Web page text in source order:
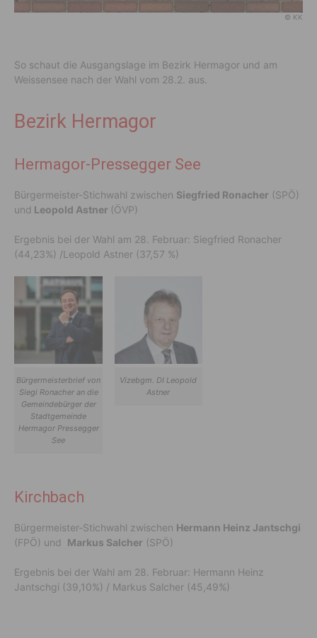
© KK
So schaut die Ausgangslage im Bezirk Hermagor und am
Weissensee nach der Wahl vom 28.2. aus.
Bezirk Hermagor
Hermagor-Pressegger See
Bürgermeister-Stichwahl zwischen Siegfried Ronacher (SPÖ)
und Leopold Astner (ÖVP)
Ergebnis bei der Wahl am 28. Februar: Siegfried Ronacher
(44,23%) /Leopold Astner (37,57 %)
Bürgermeisterbrief von
Siegi Ronacher an die
Gemeindebürger der
Stadtgemeinde
Hermagor Pressegger
See
Vizebgm. DI Leopold
Astner
Kirchbach
Bürgermeister-Stichwahl zwischen Hermann Heinz Jantschgi
(FPÖ) und Markus Salcher (SPÖ)
Ergebnis bei der Wahl am 28. Februar: Hermann Heinz
Jantschgi (39,10%) / Markus Salcher (45,49%)